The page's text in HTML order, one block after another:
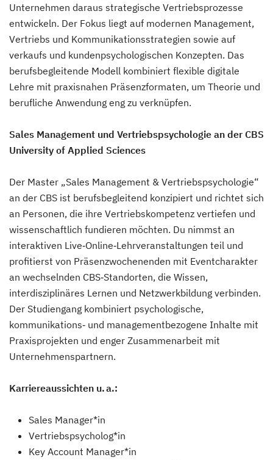
Unternehmen daraus strategische Vertriebsprozesse
entwickeln. Der Fokus liegt auf modernen Management,
Vertriebs und Kommunikationsstrategien sowie auf
verkaufs und kundenpsychologischen Konzepten. Das
berufsbegleitende Modell kombiniert flexible digitale
Lehre mit praxisnahen Präsenzformaten, um Theorie und
berufliche Anwendung eng zu verknüpfen.
Sales Management und Vertriebspsychologie an der CBS
University of Applied Sciences
Der Master „Sales Management & Vertriebspsychologie“
an der CBS ist berufsbegleitend konzipiert und richtet sich
an Personen, die ihre Vertriebskompetenz vertiefen und
wissenschaftlich fundieren möchten. Du nimmst an
interaktiven Live‑Online‑Lehrveranstaltungen teil und
profitierst von Präsenzwochenenden mit Eventcharakter
an wechselnden CBS‑Standorten, die Wissen,
interdisziplinäres Lernen und Netzwerkbildung verbinden.
Der Studiengang kombiniert psychologische,
kommunikations‑ und managementbezogene Inhalte mit
Praxisprojekten und enger Zusammenarbeit mit
Unternehmenspartnern.
Karriereaussichten u. a.:
Sales Manager*in
Vertriebspsycholog*in
Key Account Manager*in